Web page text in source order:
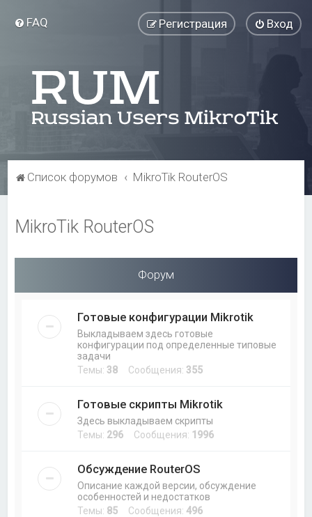
FAQ Вход
Регистрация
Список форумов MikroTik RouterOS
MikroTik RouterOS
Форум
Готовые конфигурации Mikrotik
Выкладываем здесь готовые
конфигурации под определенные типовые
задачи
Темы: 38 Сообщения: 355
Готовые скрипты Mikrotik
Здесь выкладываем скрипты
Темы: 296 Сообщения: 1996
Обсуждение RouterOS
Описание каждой версии, обсуждение
особенностей и недостатков
Темы: 85 Сообщения:496